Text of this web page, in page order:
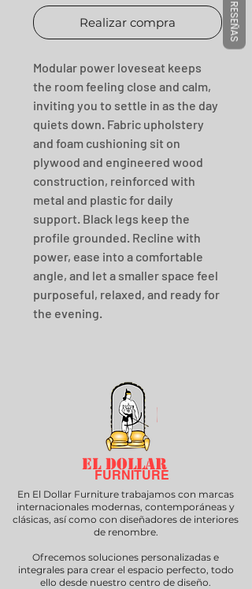
Realizar compra
Modular power loveseat keeps
the room feeling close and calm,
inviting you to settle in as the day
quiets down. Fabric upholstery
and foam cushioning sit on
plywood and engineered wood
construction, reinforced with
metal and plastic for daily
support. Black legs keep the
profile grounded. Recline with
power, ease into a comfortable
angle, and let a smaller space feel
purposeful, relaxed, and ready for
the evening.
EL DOLLAR
FURNITURE
En El Dollar Furniture trabajamos con marcas
internacionales modernas, contemporáneas y
clásicas, así como con diseñadores de interiores
de renombre.
Ofrecemos soluciones personalizadas e
integrales para crear el espacio perfecto, todo
ello desde nuestro centro de diseño.
RESEÑAS